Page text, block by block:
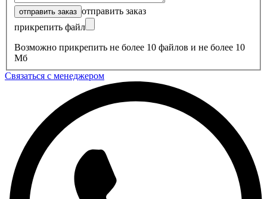
отправить заказ
прикрепить файл
Возможно прикрепить не более 10 файлов и не более 10
Мб
Связаться с менеджером